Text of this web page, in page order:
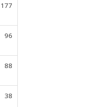
177
96
88
38